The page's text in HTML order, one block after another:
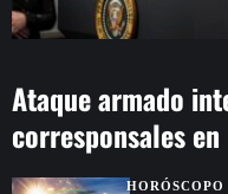
Ataque armado
corresponsales
Washington